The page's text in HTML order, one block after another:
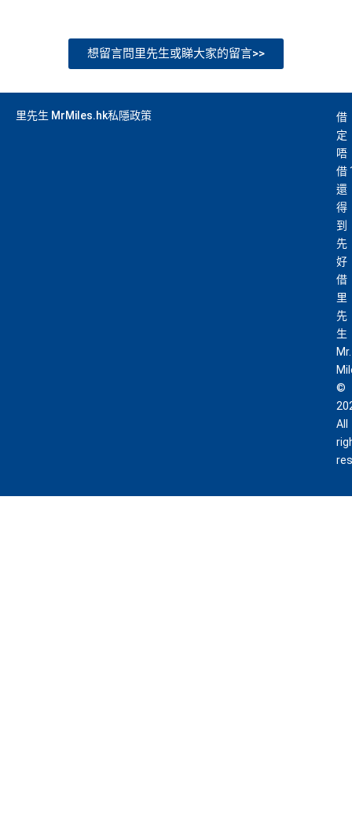
想留言問里先生或睇大家的留言>>
里先生 MrMiles.hk私隱政策
借
定
唔
借
還
得
到
先
好
借
里
先
生
Mr.
©
All